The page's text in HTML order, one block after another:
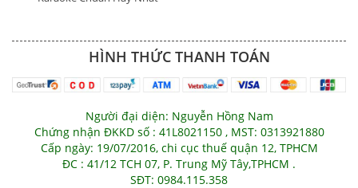
HÌNH THỨC THANH TOÁN
Người đại diện: Nguyễn Hồng Nam
Chứng nhận ĐKKD số : 41L8021150 , MST: 0313921880
Cấp ngày: 19/07/2016, chi cục thuế quận 12, TPHCM
ĐC : 41/12 TCH 07, P. Trung Mỹ Tây,TPHCM .
SĐT: 0984.115.358